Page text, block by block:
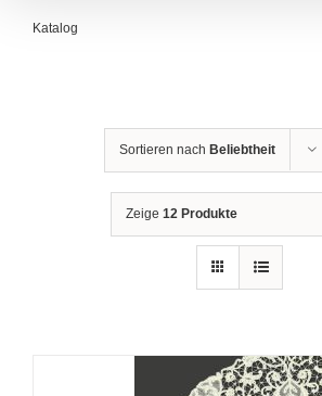
Katalog
Sortieren nach Beliebtheit
Zeige 12 Produkte